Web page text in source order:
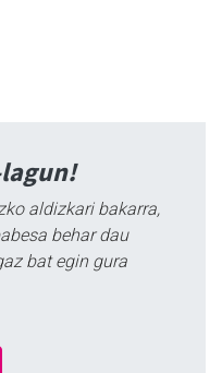
aldizkari bakarra,
behar dau
bat egin gura